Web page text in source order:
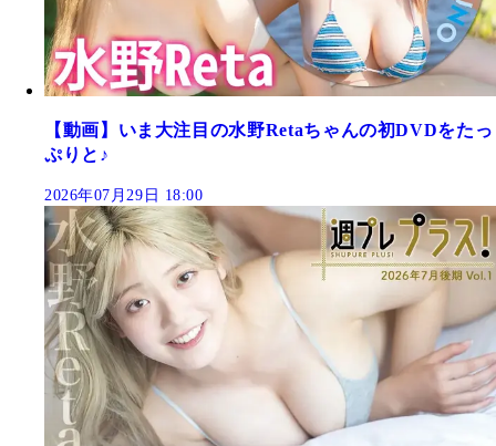
【動画】いま大注目の水野Retaちゃんの初DVDをたっ
ぷりと♪
2026年07月29日 18:00